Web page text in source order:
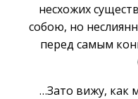
несхожих
собою, но
перед самым
…Зато вижу, как